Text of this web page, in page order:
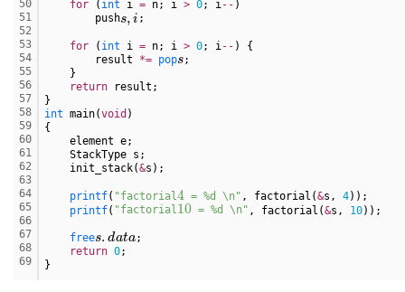
50
51
52
53
54
55
56
57
58
59
60
61
62
63
64
65
66
67
68
69
for ( int i = n; i > 0; i- - )
push
s,i
;
for ( int i = n; i > 0; i- - ) {
result *= pop
s
;
}
return result;
}
int main(void )
{
element e;
StackType s;
init_stack(&s);
printf( "factorial
4
= %d \n" , factorial(&s, 4));
printf( "factorial
10
= %d \n" , factorial(&s, 10));
free
.d a
;
return 0;
}